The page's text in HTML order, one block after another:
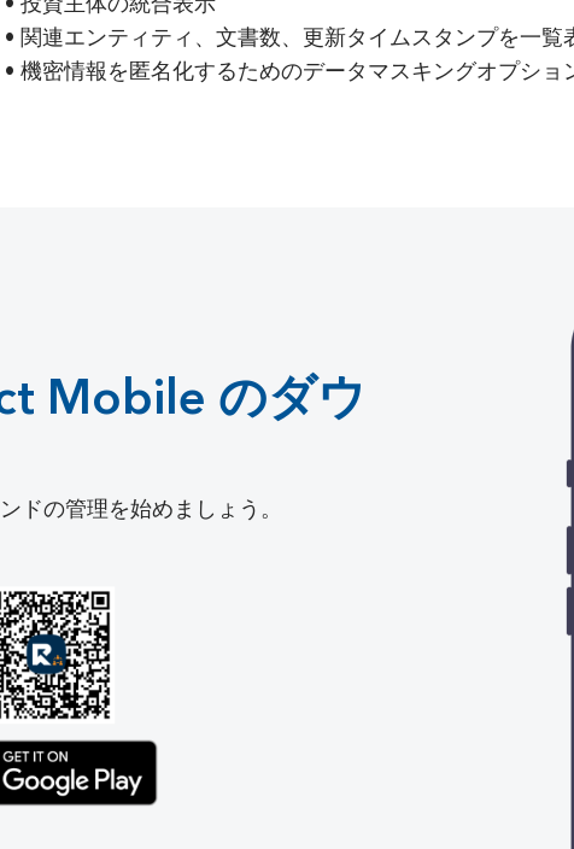
• 関連エンティティ、文書数、更新タイムスタンプを一覧
• 機密情報を匿名化するためのデータマスキングオプショ
Mobile のダウ
ドの管理を始めましょう。